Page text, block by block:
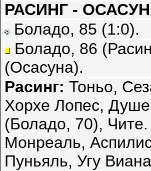
РАСИНГ -
Боладо, 85 (1:0).
Боладо, 86
(Осасуна).
Расинг: Тоньо,
Хорхе Лопес,
(Боладо, 70), Чите.
Монреаль,
Пуньяль, Угу